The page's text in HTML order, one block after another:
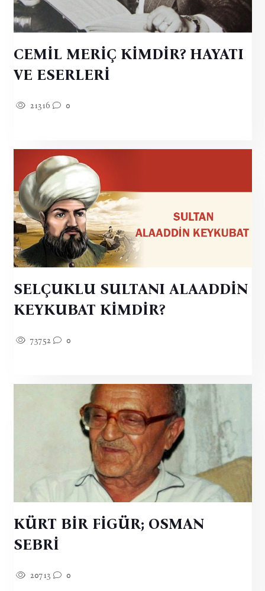
CEMİL MERİÇ KİMDİR? HAYATI
VE ESERLERİ
21316 0
SELÇUKLU SULTANI ALAADDİN
KEYKUBAT KİMDİR?
73752 0
KÜRT BİR FİGÜR; OSMAN
SEBRİ
20713 0